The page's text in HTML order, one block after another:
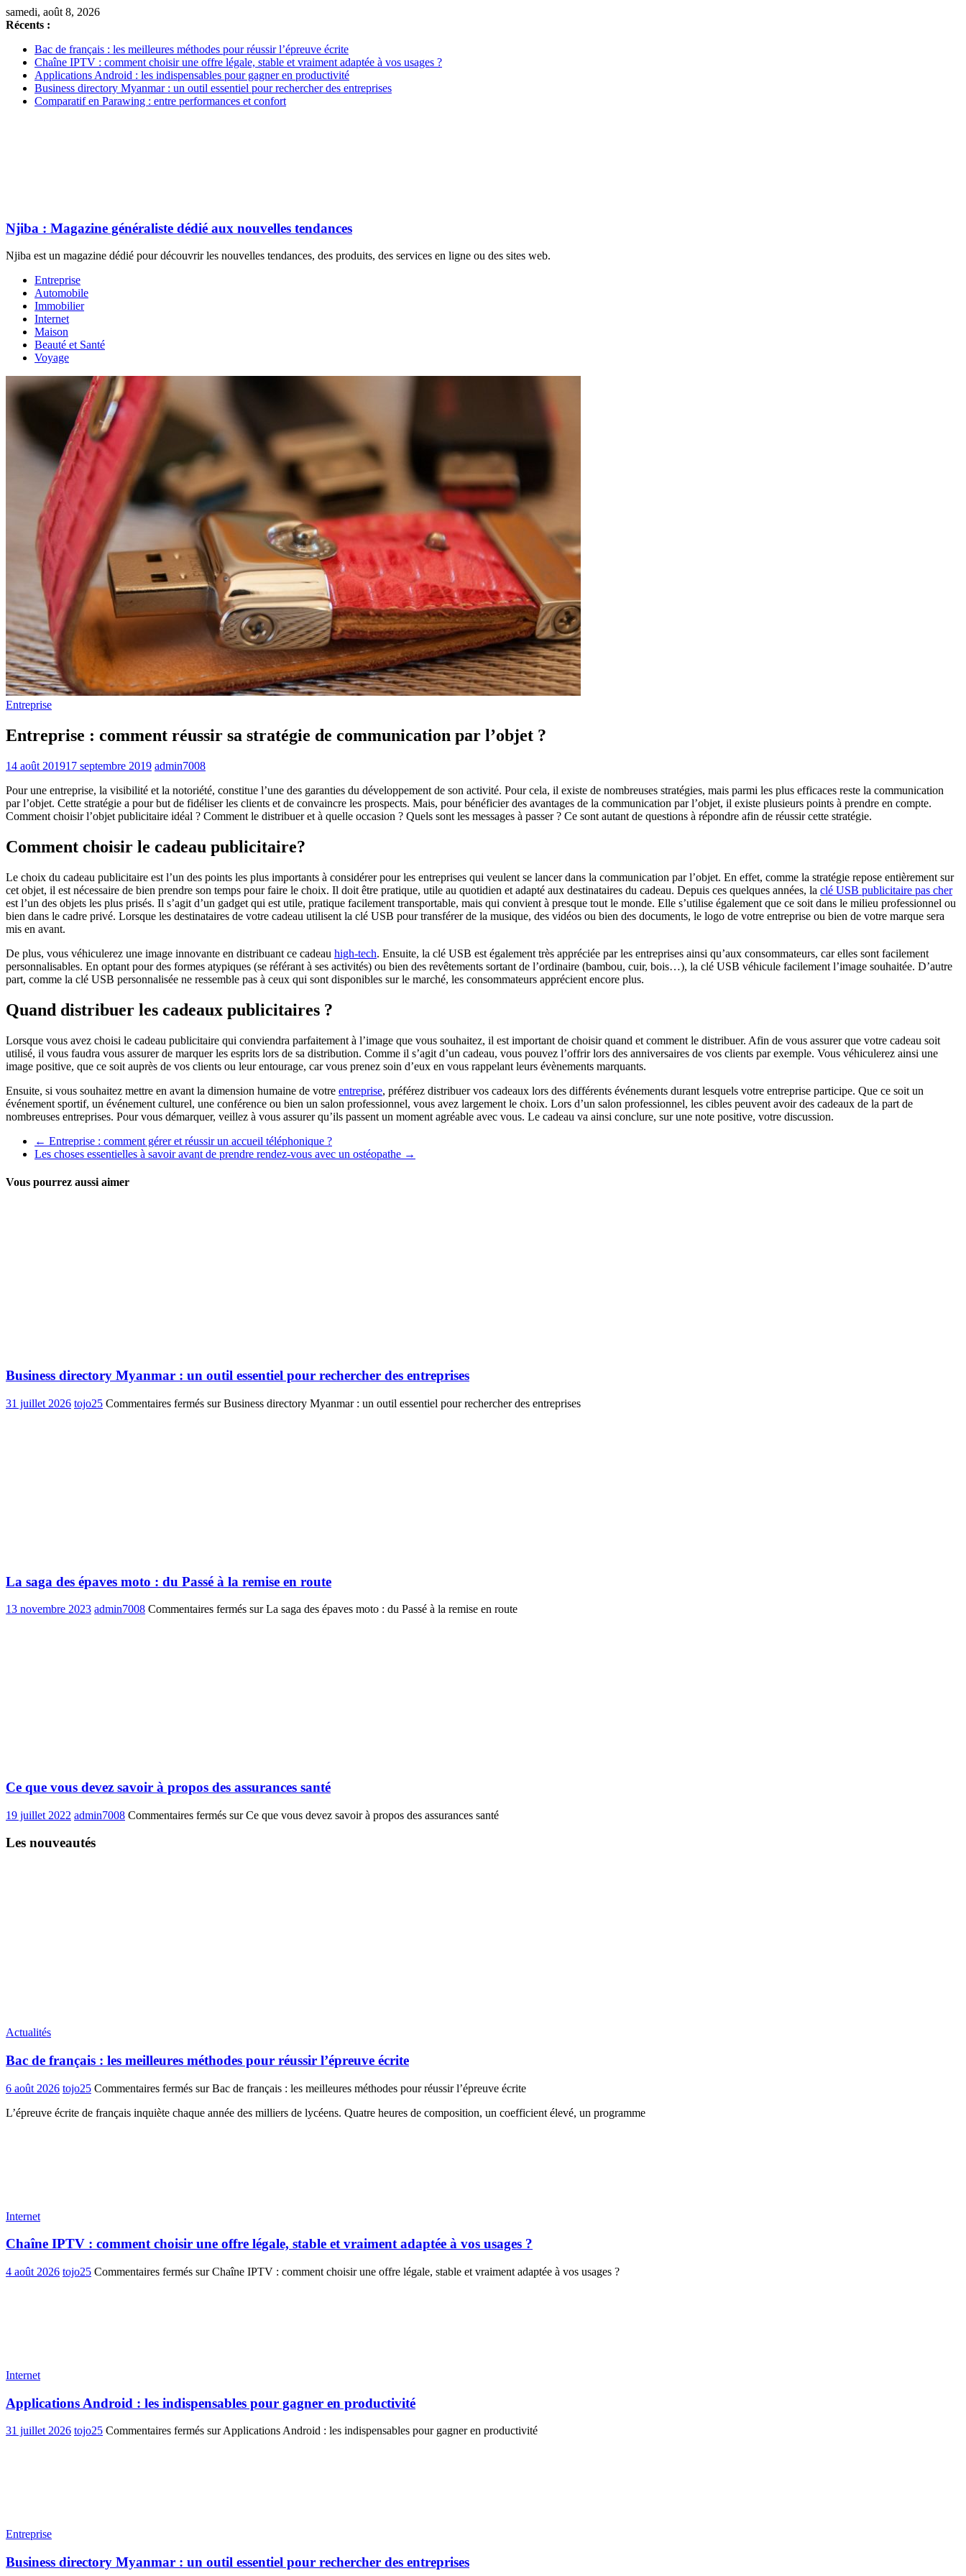
samedi, août 8, 2026
Récents :
Bac de français : les meilleures méthodes pour réussir l’épreuve écrite
Chaîne IPTV : comment choisir une offre légale, stable et vraiment adaptée à vos usages ?
Applications Android : les indispensables pour gagner en productivité
Business directory Myanmar : un outil essentiel pour rechercher des entreprises
Comparatif en Parawing : entre performances et confort
Njiba : Magazine généraliste dédié aux nouvelles tendances
Njiba est un magazine dédié pour découvrir les nouvelles tendances, des produits, des services en ligne ou des sites web.
Entreprise
Automobile
Immobilier
Internet
Maison
Beauté et Santé
Voyage
Entreprise
Entreprise : comment réussir sa stratégie de communication par l’objet ?
14 août 201917 septembre 2019 admin7008
Pour une entreprise, la visibilité et la notoriété, constitue l’une des garanties du développement de son activité. Pour cela, il existe de nombreuses stratégies, mais parmi les plus efficaces reste la communication
par l’objet. Cette stratégie a pour but de fidéliser les clients et de convaincre les prospects. Mais, pour bénéficier des avantages de la communication par l’objet, il existe plusieurs points à prendre en compte.
Comment choisir l’objet publicitaire idéal ? Comment le distribuer et à quelle occasion ? Quels sont les messages à passer ? Ce sont autant de questions à répondre afin de réussir cette stratégie.
Comment choisir le cadeau publicitaire?
Le choix du cadeau publicitaire est l’un des points les plus importants à considérer pour les entreprises qui veulent se lancer dans la communication par l’objet. En effet, comme la stratégie repose entièrement sur
cet objet, il est nécessaire de bien prendre son temps pour faire le choix. Il doit être pratique, utile au quotidien et adapté aux destinataires du cadeau. Depuis ces quelques années, la clé USB publicitaire pas cher
est l’un des objets les plus prisés. Il s’agit d’un gadget qui est utile, pratique facilement transportable, mais qui convient à presque tout le monde. Elle s’utilise également que ce soit dans le milieu professionnel ou
bien dans le cadre privé. Lorsque les destinataires de votre cadeau utilisent la clé USB pour transférer de la musique, des vidéos ou bien des documents, le logo de votre entreprise ou bien de votre marque sera
mis en avant.
De plus, vous véhiculerez une image innovante en distribuant ce cadeau high-tech. Ensuite, la clé USB est également très appréciée par les entreprises ainsi qu’aux consommateurs, car elles sont facilement
personnalisables. En optant pour des formes atypiques (se référant à ses activités) ou bien des revêtements sortant de l’ordinaire (bambou, cuir, bois…), la clé USB véhicule facilement l’image souhaitée. D’autre
part, comme la clé USB personnalisée ne ressemble pas à ceux qui sont disponibles sur le marché, les consommateurs apprécient encore plus.
Quand distribuer les cadeaux publicitaires ?
Lorsque vous avez choisi le cadeau publicitaire qui conviendra parfaitement à l’image que vous souhaitez, il est important de choisir quand et comment le distribuer. Afin de vous assurer que votre cadeau soit
utilisé, il vous faudra vous assurer de marquer les esprits lors de sa distribution. Comme il s’agit d’un cadeau, vous pouvez l’offrir lors des anniversaires de vos clients par exemple. Vous véhiculerez ainsi une
image positive, que ce soit auprès de vos clients ou leur entourage, car vous prenez soin d’eux en vous rappelant leurs évènements marquants.
Ensuite, si vous souhaitez mettre en avant la dimension humaine de votre entreprise, préférez distribuer vos cadeaux lors des différents événements durant lesquels votre entreprise participe. Que ce soit un
événement sportif, un événement culturel, une conférence ou bien un salon professionnel, vous avez largement le choix. Lors d’un salon professionnel, les cibles peuvent avoir des cadeaux de la part de
nombreuses entreprises. Pour vous démarquer, veillez à vous assurer qu’ils passent un moment agréable avec vous. Le cadeau va ainsi conclure, sur une note positive, votre discussion.
← Entreprise : comment gérer et réussir un accueil téléphonique ?
Les choses essentielles à savoir avant de prendre rendez-vous avec un ostéopathe →
Vous pourrez aussi aimer
Business directory Myanmar : un outil essentiel pour rechercher des entreprises
31 juillet 2026 tojo25 Commentaires fermés sur Business directory Myanmar : un outil essentiel pour rechercher des entreprises
La saga des épaves moto : du Passé à la remise en route
13 novembre 2023 admin7008 Commentaires fermés sur La saga des épaves moto : du Passé à la remise en route
Ce que vous devez savoir à propos des assurances santé
19 juillet 2022 admin7008 Commentaires fermés sur Ce que vous devez savoir à propos des assurances santé
Les nouveautés
Actualités
Bac de français : les meilleures méthodes pour réussir l’épreuve écrite
6 août 2026 tojo25 Commentaires fermés sur Bac de français : les meilleures méthodes pour réussir l’épreuve écrite
L’épreuve écrite de français inquiète chaque année des milliers de lycéens. Quatre heures de composition, un coefficient élevé, un programme
Internet
Chaîne IPTV : comment choisir une offre légale, stable et vraiment adaptée à vos usages ?
4 août 2026 tojo25 Commentaires fermés sur Chaîne IPTV : comment choisir une offre légale, stable et vraiment adaptée à vos usages ?
Internet
Applications Android : les indispensables pour gagner en productivité
31 juillet 2026 tojo25 Commentaires fermés sur Applications Android : les indispensables pour gagner en productivité
Entreprise
Business directory Myanmar : un outil essentiel pour rechercher des entreprises